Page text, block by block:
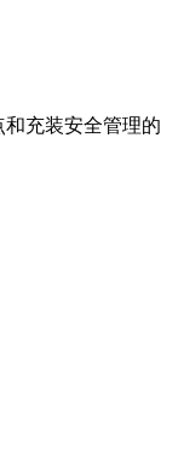
充装安全管理的